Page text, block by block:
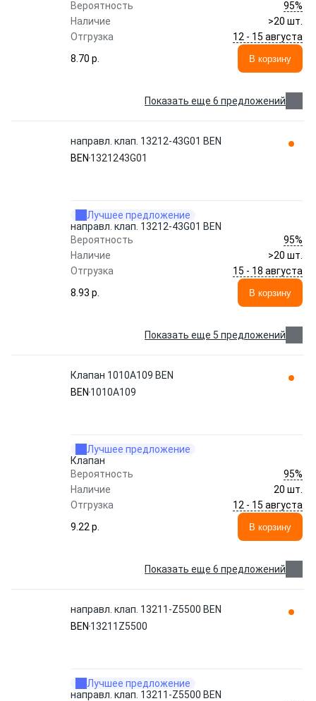
Вероятность
95%
Наличие
>20 шт.
Отгрузка
12 - 15 августа
8.70 p.
В корзину
Показать еще 6 предложений
направл. клап. 13212-43G01 BEN
BEN 1321243G01
Лучшее предложение
направл. клап. 13212-43G01 BEN
Вероятность
95%
Наличие
>20 шт.
Отгрузка
15 - 18 августа
8.93 p.
В корзину
Показать еще 5 предложений
Клапан 1010A109 BEN
BEN 1010A109
Лучшее предложение
Клапан
Вероятность
95%
Наличие
20 шт.
Отгрузка
12 - 15 августа
9.22 p.
В корзину
Показать еще 6 предложений
направл. клап. 13211-Z5500 BEN
BEN 13211Z5500
Лучшее предложение
направл. клап. 13211-Z5500 BEN